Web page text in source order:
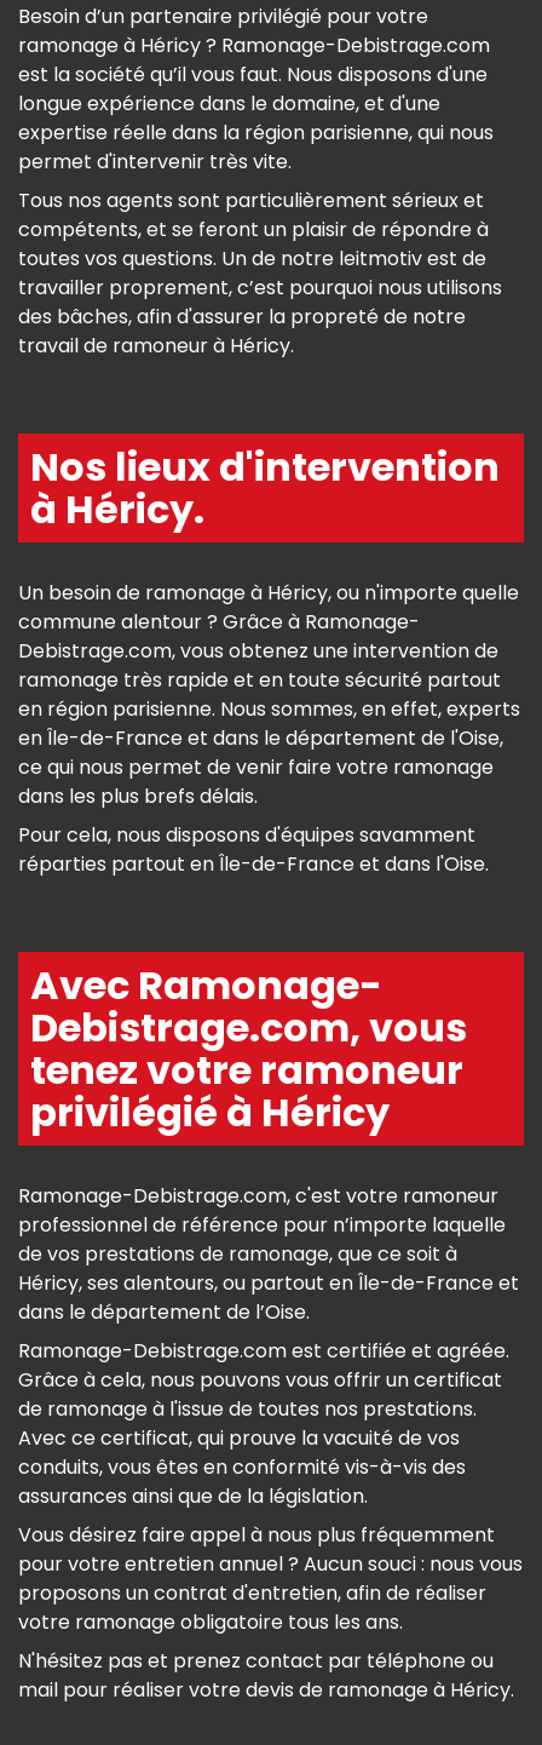
Besoin d’un partenaire privilégié pour votre
ramonage à Héricy ? Ramonage-Debistrage.com
est la société qu’il vous faut. Nous disposons d'une
longue expérience dans le domaine, et d'une
expertise réelle dans la région parisienne, qui nous
permet d'intervenir très vite.
Tous nos agents sont particulièrement sérieux et
compétents, et se feront un plaisir de répondre à
toutes vos questions. Un de notre leitmotiv est de
travailler proprement, c’est pourquoi nous utilisons
des bâches, afin d'assurer la propreté de notre
travail de ramoneur à Héricy.
Nos lieux d'intervention
à Héricy.
Un besoin de ramonage à Héricy, ou n'importe quelle
commune alentour ? Grâce à Ramonage-
Debistrage.com, vous obtenez une intervention de
ramonage très rapide et en toute sécurité partout
en région parisienne. Nous sommes, en effet, experts
en Île-de-France et dans le département de l'Oise,
ce qui nous permet de venir faire votre ramonage
dans les plus brefs délais.
Pour cela, nous disposons d'équipes savamment
réparties partout en Île-de-France et dans l'Oise.
Avec Ramonage-
Debistrage.com, vous
tenez votre ramoneur
privilégié à Héricy
Ramonage-Debistrage.com, c'est votre ramoneur
professionnel de référence pour n’importe laquelle
de vos prestations de ramonage, que ce soit à
Héricy, ses alentours, ou partout en Île-de-France et
dans le département de l’Oise.
Ramonage-Debistrage.com est certifiée et agréée.
Grâce à cela, nous pouvons vous offrir un certificat
de ramonage à l'issue de toutes nos prestations.
Avec ce certificat, qui prouve la vacuité de vos
conduits, vous êtes en conformité vis-à-vis des
assurances ainsi que de la législation.
Vous désirez faire appel à nous plus fréquemment
pour votre entretien annuel ? Aucun souci : nous vous
proposons un contrat d'entretien, afin de réaliser
votre ramonage obligatoire tous les ans.
N'hésitez pas et prenez contact par téléphone ou
mail pour réaliser votre devis de ramonage à Héricy.